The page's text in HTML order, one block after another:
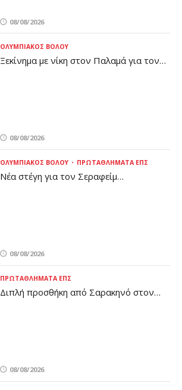
08/08/2026
ΟΛΥΜΠΙΑΚΌΣ ΒΌΛΟΥ
Ξεκίνημα με νίκη στον Παλαμά για τον
08/08/2026
ΟΛΥΜΠΙΑΚΌΣ ΒΌΛΟΥ ΠΡΩΤΑΘΛΉΜΑΤΑ ΕΠΣ
Νέα στέγη για τον Σεραφείμ
08/08/2026
ΠΡΩΤΑΘΛΉΜΑΤΑ ΕΠΣ
Διπλή προσθήκη από Σαρακηνό στον
08/08/2026